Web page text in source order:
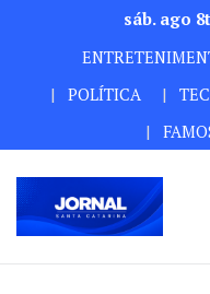
sáb. ago
POLÍTICA